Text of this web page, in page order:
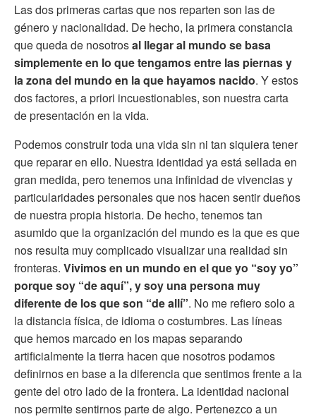
Las dos primeras cartas que nos reparten son las de
género y nacionalidad. De hecho, la primera constancia
que queda de nosotrosal llegar al mundo se basa
simplemente en lo que tengamos entre las piernas y
la zona del mundo en la que hayamos nacido. Y estos
dos factores, a priori incuestionables, son nuestra carta
de presentación en la vida.
Podemos construir toda una vida sin ni tan siquiera tener
que reparar en ello. Nuestra identidad ya está sellada en
gran medida, pero tenemos una infinidad de vivencias y
particularidades personales que nos hacen sentir dueños
de nuestra propia historia. De hecho, tenemos tan
asumido que la organización del mundo es la que es que
nos resulta muy complicado visualizar una realidad sin
fronteras. Vivimos en un mundo en el que yo “soy yo”
porque soy “de aquí”, y soy una persona muy
diferente de los que son “de allí”. No me refiero solo a
la distancia física, de idioma o costumbres. Las líneas
que hemos marcado en los mapas separando
artificialmente la tierra hacen que nosotros podamos
definirnos en base a la diferencia que sentimos frente a la
gente del otro lado de la frontera. La identidad nacional
nos permite sentirnos parte de algo. Pertenezco a un